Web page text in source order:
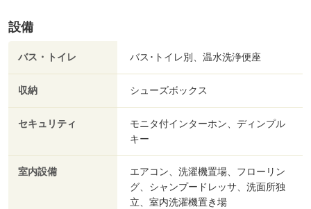
設備
バス・トイレ バス･トイレ別、温水洗浄便座
収納 シューズボックス
セキュリティ
モニタ付インターホン、ディンプル
キー
室内設備
エアコン、洗濯機置場、フローリン
グ、シャンプードレッサ、洗面所独
立、室内洗濯機置き場